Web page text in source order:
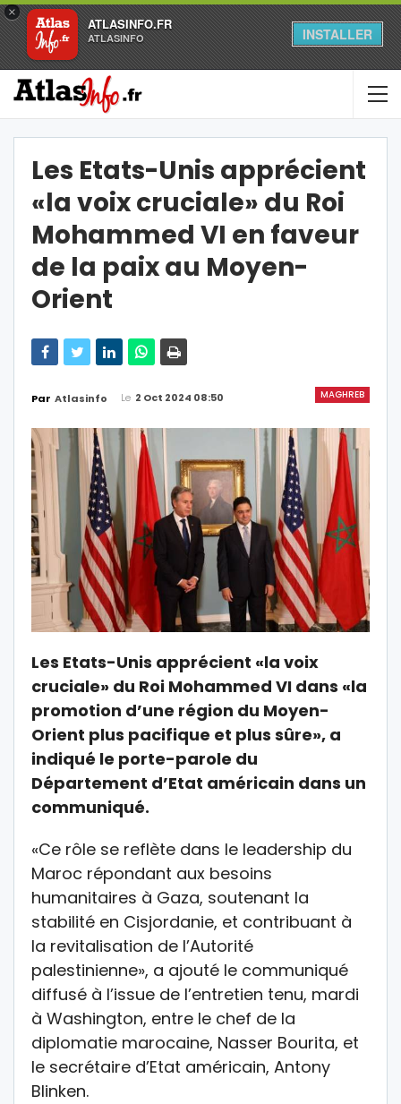
×
ATLASINFO.FR
ATLASINFO INSTALLER
Les Etats-Unis apprécient
«la voix cruciale» du Roi
Mohammed VI en faveur
de la paix au Moyen-
Orient
MAGHREB
Par Atlasinfo Le 2 Oct 2024 08:50
Les Etats-Unis apprécient «la voix
cruciale» du Roi Mohammed VI dans «la
promotion d’une région du Moyen-
Orient plus pacifique et plus sûre», a
indiqué le porte-parole du
Département d’Etat américain dans un
communiqué.
«Ce rôle se reflète dans le leadership du
Maroc répondant aux besoins
humanitaires à Gaza, soutenant la
stabilité en Cisjordanie, et contribuant à
la revitalisation de l’Autorité
palestinienne», a ajouté le communiqué
diffusé à l’issue de l’entretien tenu, mardi
à Washington, entre le chef de la
diplomatie marocaine, Nasser Bourita, et
le secrétaire d’Etat américain, Antony
Blinken.